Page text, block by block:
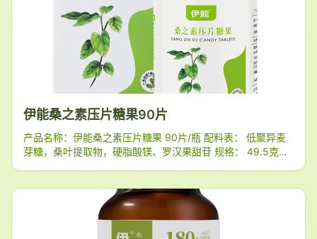
伊能桑之素压片糖果90片
产品名称：伊能桑之素压片糖果 90片/瓶 配料表： 低聚异麦
芽糖，桑叶提取物，硬脂酸镁、罗汉果甜苷 规格： 49.5克